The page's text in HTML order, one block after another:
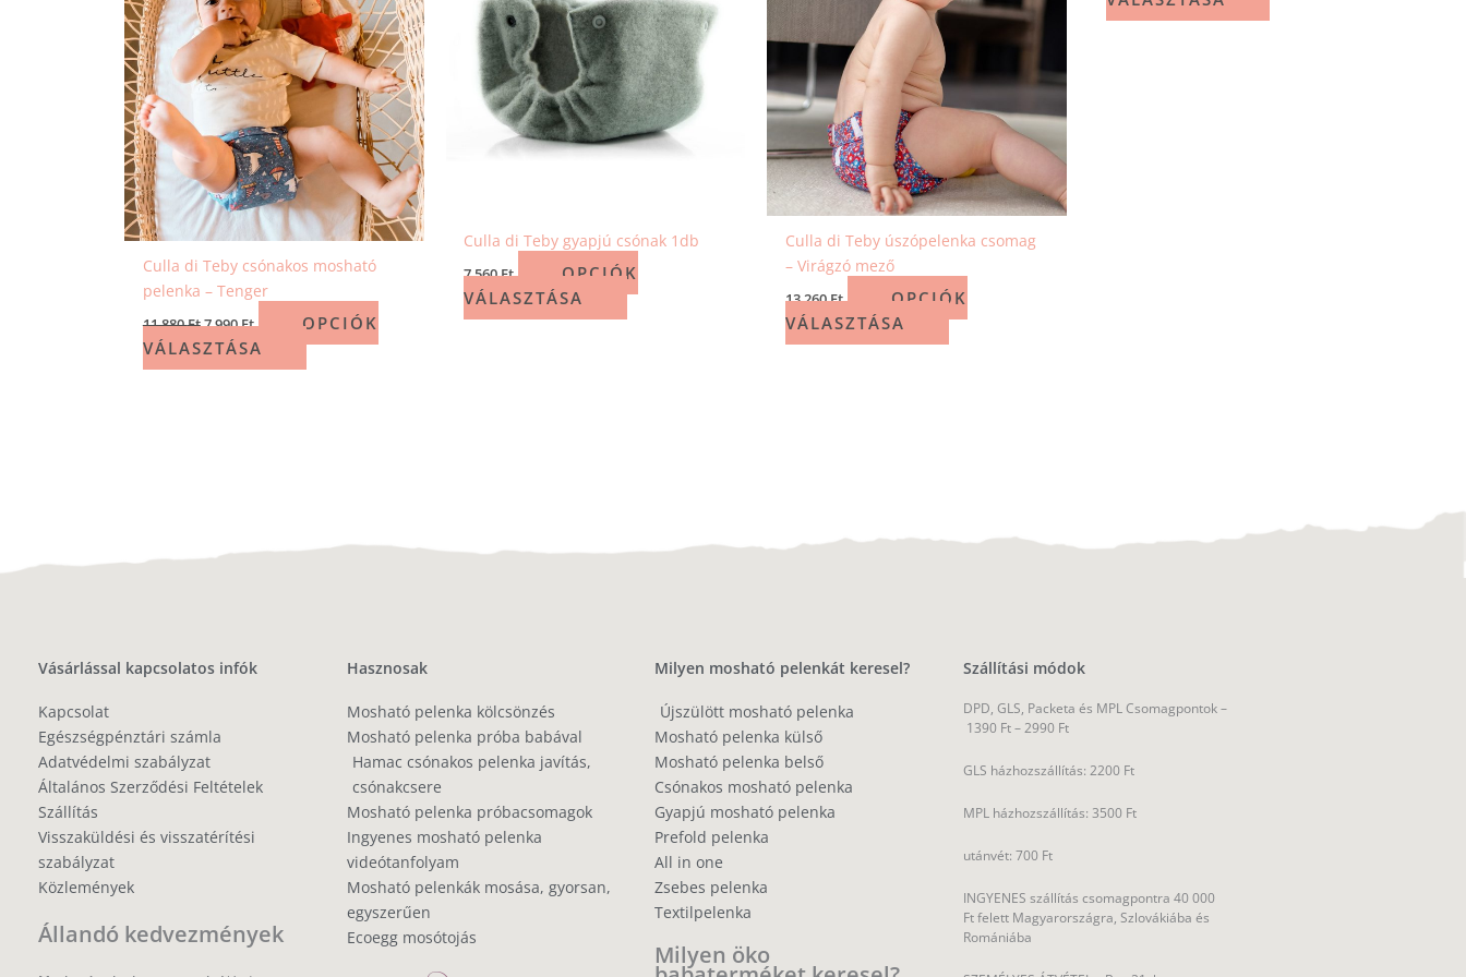
Culla di Teby csónakos mosható
pelenka – Tenger
11 880Ft7 990Ft
OPCIÓK
VÁLASZTÁSA
Culla di Teby gyapjú csónak 1db
7 560Ft
OPCIÓK
VÁLASZTÁSA
Culla di Teby úszópelenka csomag
– Virágzó mező
13 260Ft
OPCIÓK
VÁLASZTÁSA
Vásárlással kapcsolatos infók
Kapcsolat
Egészségpénztári számla
Adatvédelmi szabályzat
Általános Szerződési Feltételek
Szállítás
Visszaküldési és visszatérítési
szabályzat
Közlemények
Állandó kedvezmények
Hasznosak
Mosható pelenka kölcsönzés
Mosható pelenka próba babával
Hamac csónakos pelenka javítás,
csónakcsere
Mosható pelenka próbacsomagok
Ingyenes mosható pelenka
videótanfolyam
Mosható pelenkák mosása, gyorsan,
egyszerűen
Ecoegg mosótojás
Milyen mosható pelenkát keresel?
Újszülött mosható pelenka
Mosható pelenka külső
Mosható pelenka belső
Csónakos mosható pelenka
Gyapjú mosható pelenka
Prefold pelenka
All in one
Zsebes pelenka
Textilpelenka
Milyen öko
Szállítási módok
DPD, GLS, Packeta és MPL Csomagpontok –
1390 Ft – 2990 Ft
GLS házhozszállítás: 2200 Ft
MPL házhozszállítás: 3500 Ft
utánvét: 700 Ft
INGYENES szállítás csomagpontra 40 000
Ft felett Magyarországra, Szlovákiába és
Romániába